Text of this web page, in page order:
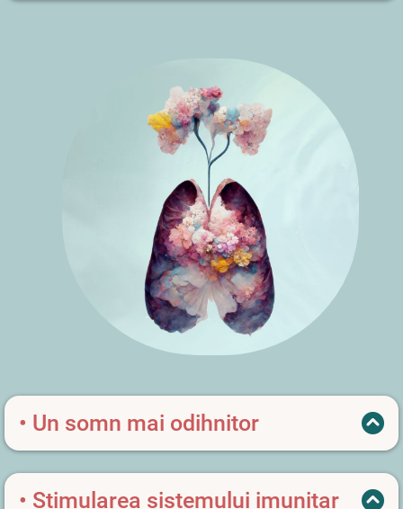
• Un somn mai odihnitor
• Stimularea sistemului imunitar